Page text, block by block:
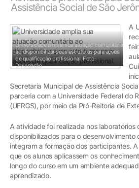
Assistência Social de São
Universidade amplia sua atuação comunitária
ao disponibilizar suas estruturas para ações
de qualificação profissional. Foto:
Divulgação
A
Secretaria Municipal de Assistência
parceria com a Universidade Federal do
(UFRGS), por meio da Pró-Reitoria de
A atividade foi realizada nos laboratórios
disponibilizados para o desenvolvimento
integram a formação dos participantes.
que os alunos aplicassem os
longo do curso em um ambiente
aprendizado.